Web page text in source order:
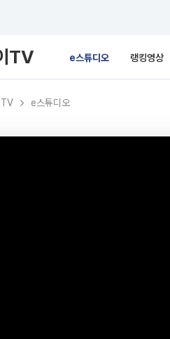
TV e스튜디오 랭킹영상
TV e스튜디오